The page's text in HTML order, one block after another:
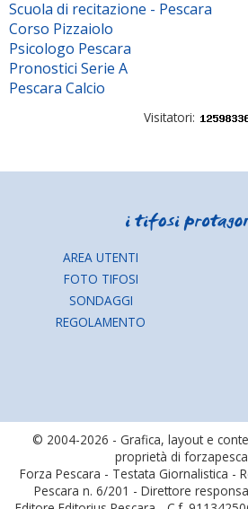
Scuola di recitazione - Pescara
Corso Pizzaiolo
Psicologo Pescara
Pronostici Serie A
Pescara Calcio
Visitatori:
AREA UTENTI
FOTO TIFOSI
SONDAGGI
REGOLAMENTO
© 2004-2026 - Grafica, layout e
proprietà di
Forza Pescara - Testata Giornalistica -
Pescara n. 6/201 - Direttore